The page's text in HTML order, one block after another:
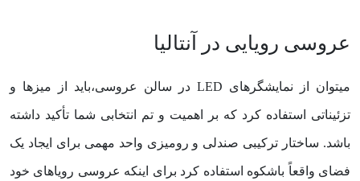
عروسی رویایی در آنتالیا
میتوان از نمایشگرهای LED در سالن عروسی،باید از میزها و
تزئیناتی استفاده کرد که بر اهمیت و تم انتخابی شما تأکید داشته
باشد. ساختار ترکیبی صندلی و رومیزی واحد مهمی برای ایجاد یک
فضای واقعاً باشکوه استفاده کرد برای اینکه عروسی رویاهای خود